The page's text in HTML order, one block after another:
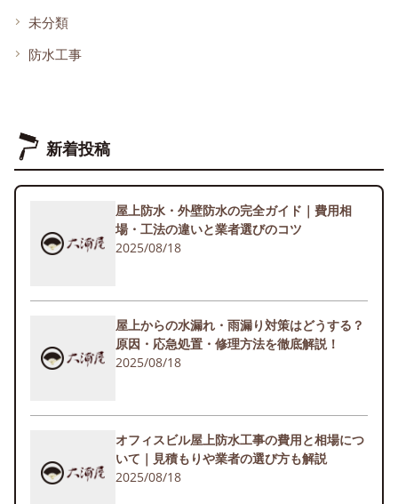
未分類
防水工事
新着投稿
屋上防水・外壁防水の完全ガイド｜費用相
場・工法の違いと業者選びのコツ
2025/08/18
屋上からの水漏れ・雨漏り対策はどうする？
原因・応急処置・修理方法を徹底解説！
2025/08/18
オフィスビル屋上防水工事の費用と相場につ
いて｜見積もりや業者の選び方も解説
2025/08/18